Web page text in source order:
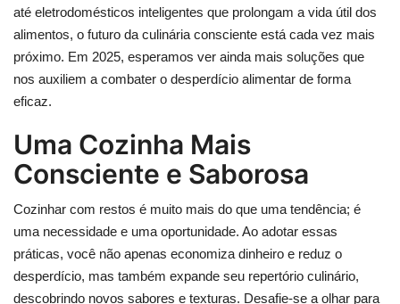
até eletrodomésticos inteligentes que prolongam a vida útil dos
alimentos, o futuro da culinária consciente está cada vez mais
próximo. Em 2025, esperamos ver ainda mais soluções que
nos auxiliem a combater o desperdício alimentar de forma
eficaz.
Uma Cozinha Mais
Consciente e Saborosa
Cozinhar com restos é muito mais do que uma tendência; é
uma necessidade e uma oportunidade. Ao adotar essas
práticas, você não apenas economiza dinheiro e reduz o
desperdício, mas também expande seu repertório culinário,
descobrindo novos sabores e texturas. Desafie-se a olhar para